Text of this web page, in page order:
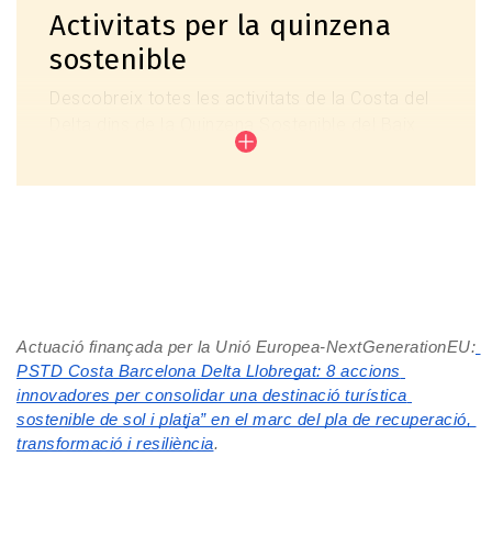
Activitats per la quinzena
sostenible
Descobreix totes les activitats de la Costa del
Actuació finançada per la Unió Europea-NextGenerationEU:
PSTD Costa Barcelona Delta Llobregat: 8 accions
innovadores per consolidar una destinació turística
sostenible de sol i platja” en el marc del pla de recuperació,
transformació i resiliència.